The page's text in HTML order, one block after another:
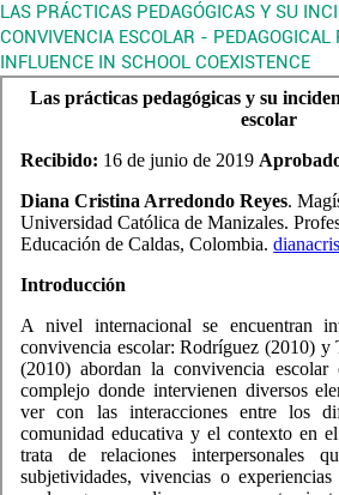
LAS PRÁCTICAS PEDAGÓGICAS Y SU
CONVIVENCIA ESCOLAR -
INFLUENCE IN SCHOOL COEXISTENCE